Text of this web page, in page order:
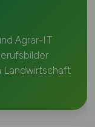
Agrar-IT
Landwirtschaft